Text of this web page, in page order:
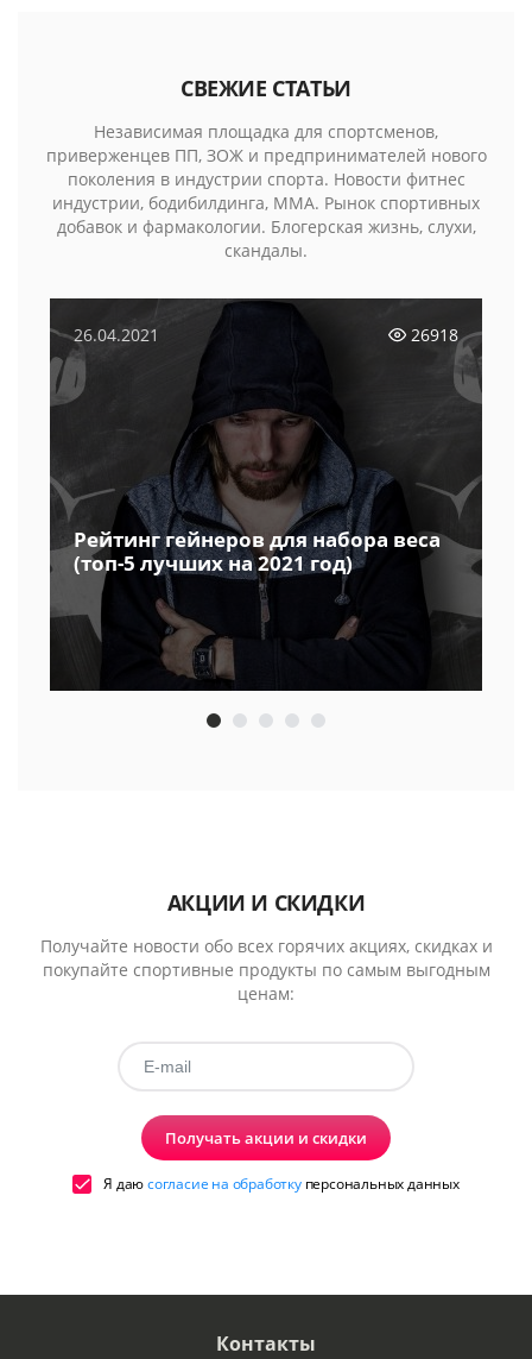
СВЕЖИЕ СТАТЬИ
Независимая площадка для спортсменов,
приверженцев ПП, ЗОЖ и предпринимателей нового
поколения в индустрии спорта. Новости фитнес
индустрии, бодибилдинга, MMA. Рынок спортивных
добавок и фармакологии. Блогерская жизнь, слухи,
скандалы.
26.04.2021 26918
Рейтинг гейнеров для набора веса
(топ-5 лучших на 2021 год)
АКЦИИ И СКИДКИ
Получайте новости обо всех горячих акциях, скидках и
покупайте спортивные продукты по самым выгодным
ценам:
Получать акции и скидки
Я даюсогласие на обработкуперсональных данных
Контакты